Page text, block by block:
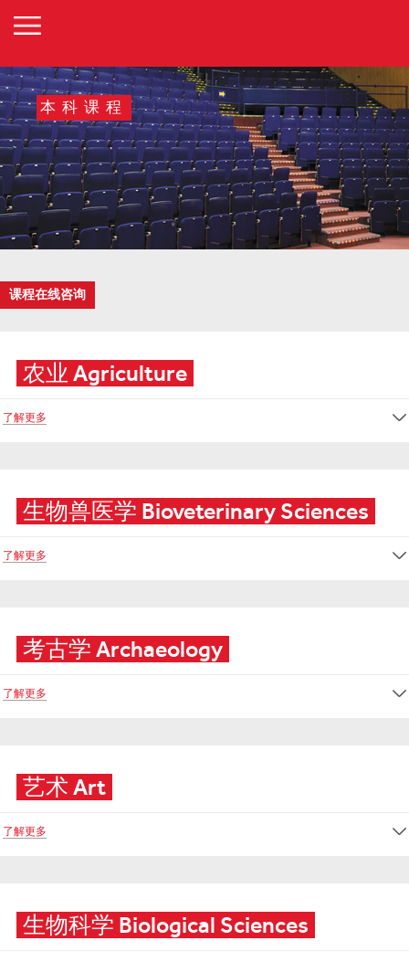
本科课程
课程在线咨询
农业 Agriculture
了解更多
生物兽医学 Bioveterinary Sciences
了解更多
考古学 Archaeology
了解更多
艺术 Art
了解更多
生物科学 Biological Sciences